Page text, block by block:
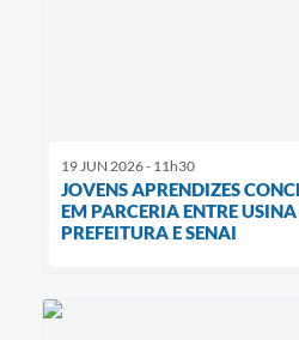
19 JUN 2026 - 11h30
JOVENS APRENDIZES
EM PARCERIA ENTRE
PREFEITURA E SENAI